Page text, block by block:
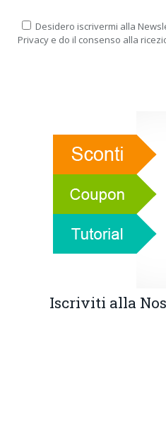
Desidero iscrivermi alla
Privacy e do il consenso alla
Iscriviti alla